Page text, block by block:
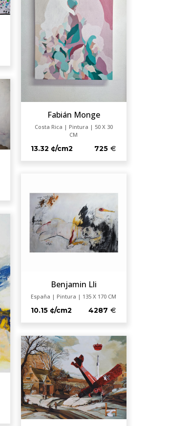
Fabián Monge
Costa Rica | Pintura | 50 X 30
CM
13.32 ¢/cm2 725
Benjamin Lli
España | Pintura | 135 X 170 CM
10.15 ¢/cm2 4287